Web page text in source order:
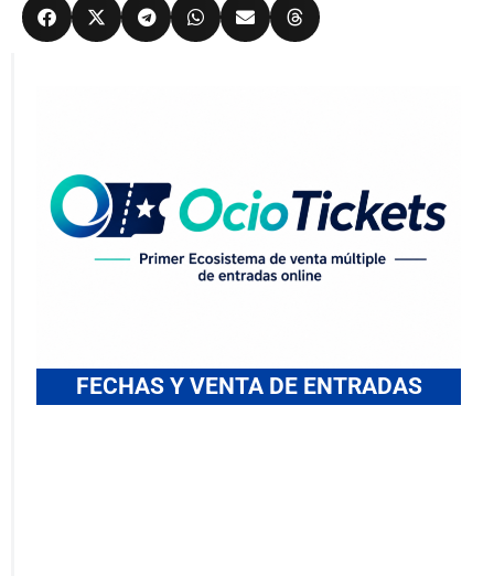
FECHAS Y VENTA DE ENTRADAS